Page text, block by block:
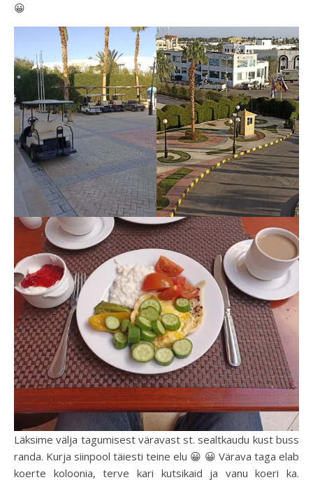
😀
Läksime välja tagumisest väravast st. sealtkaudu kust buss
randa. Kurja siinpool täiesti teine elu 😀 😀 Värava taga elab
koerte koloonia, terve kari kutsikaid ja vanu koeri ka.